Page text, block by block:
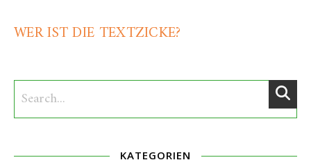
WER IST DIE TEXTZICKE?
KATEGORIEN